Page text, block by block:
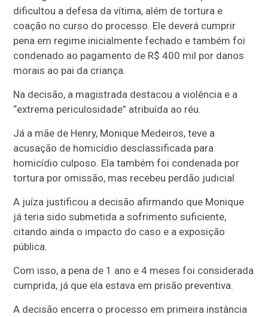
dificultou a defesa da vítima, além de tortura e
coação no curso do processo. Ele deverá cumprir
pena em regime inicialmente fechado e também foi
condenado ao pagamento de R$ 400 mil por danos
morais ao pai da criança.
Na decisão, a magistrada destacou a violência e a
“extrema periculosidade” atribuída ao réu.
Já a mãe de Henry, Monique Medeiros, teve a
acusação de homicídio desclassificada para
homicídio culposo. Ela também foi condenada por
tortura por omissão, mas recebeu perdão judicial.
A juíza justificou a decisão afirmando que Monique
já teria sido submetida a sofrimento suficiente,
citando ainda o impacto do caso e a exposição
pública.
Com isso, a pena de 1 ano e 4 meses foi considerada
cumprida, já que ela estava em prisão preventiva.
A decisão encerra o processo em primeira instância